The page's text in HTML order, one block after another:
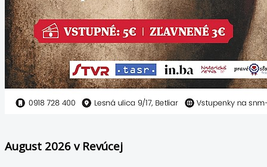
August 2026 v Revúcej